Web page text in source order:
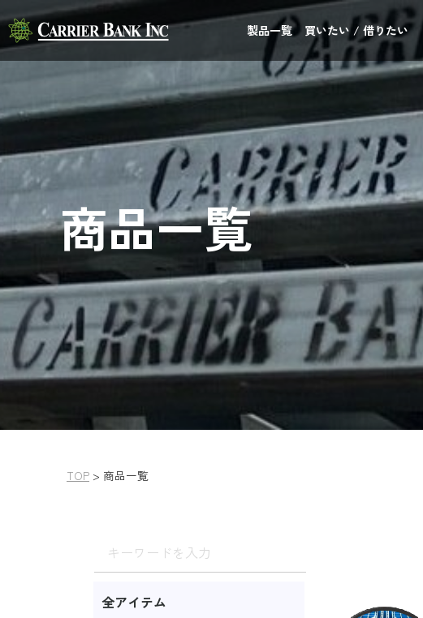
製品一覧 買いたい / 借りたい
商品一覧
TOP > 商品一覧
全アイテム